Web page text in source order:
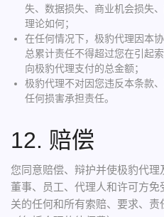
失、数据损失、商业机会损失
理论如何；
在任何情况下，极豹代理因本
总累计责任不得超过您在引起
向极豹代理支付的总金额；
极豹代理不对因您违反本条款
任何损害承担责任。
12. 赔偿
您同意赔偿、辩护并使极豹代
董事、员工、代理人和许可方
关的任何和所有索赔、要求、